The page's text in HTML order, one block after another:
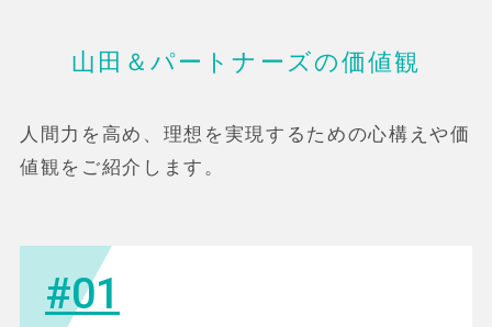
山田＆パートナーズの価値観
人間力を高め、理想を実現するための心構えや価
値観をご紹介します。
#01